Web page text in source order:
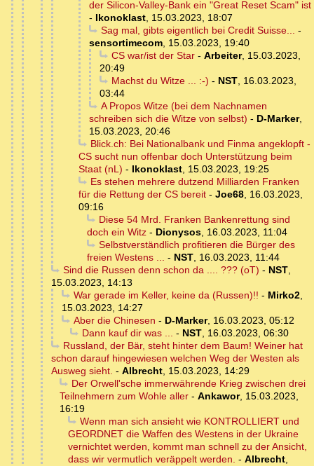
der Silicon-Valley-Bank ein "Great Reset Scam" ist
- Ikonoklast, 15.03.2023, 18:07
Sag mal, gibts eigentlich bei Credit Suisse... -
sensortimecom, 15.03.2023, 19:40
CS war/ist der Star- Arbeiter, 15.03.2023,
20:49
Machst du Witze ... :-) - NST, 16.03.2023,
03:44
A Propos Witze (bei dem Nachnamen
schreiben sich die Witze von selbst) - D-Marker,
15.03.2023, 20:46
Blick.ch: Bei Nationalbank und Finma angeklopft -
CS sucht nun offenbar doch Unterstützung beim
Staat (nL) - Ikonoklast, 15.03.2023, 19:25
Es stehen mehrere dutzend Milliarden Franken
für die Rettung der CS bereit - Joe68, 16.03.2023,
09:16
Diese 54 Mrd. Franken Bankenrettung sind
doch ein Witz - Dionysos, 16.03.2023, 11:04
Selbstverständlich profitieren die Bürger des
freien Westens ... - NST, 16.03.2023, 11:44
Sind die Russen denn schon da .... ??? (oT) - NST,
15.03.2023, 14:13
War gerade im Keller, keine da (Russen)!! - Mirko2,
15.03.2023, 14:27
Aber die Chinesen - D-Marker, 16.03.2023, 05:12
Dann kauf dir was ... - NST, 16.03.2023, 06:30
Russland, der Bär, steht hinter dem Baum! Weiner hat
schon darauf hingewiesen welchen Weg der Westen als
Ausweg sieht. - Albrecht, 15.03.2023, 14:29
Der Orwell'sche immerwährende Krieg zwischen drei
Teilnehmern zum Wohle aller - Ankawor, 15.03.2023,
16:19
Wenn man sich ansieht wie KONTROLLIERT und
GEORDNET die Waffen des Westens in der Ukraine
vernichtet werden, kommt man schnell zu der Ansicht,
dass wir vermutlich veräppelt werden. - Albrecht,